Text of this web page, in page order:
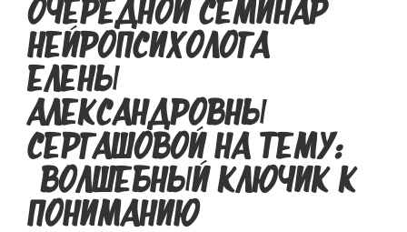
ОЧЕРЕДНОЙ СЕМИНАР
НЕЙРОПСИХОЛОГА
ЕЛЕНЫ
АЛЕКСАНДРОВНЫ
СЕРГАШОВОЙ НА ТЕМУ:
«ВОЛШЕБНЫЙ КЛЮЧИК К
ПОНИМАНИЮ